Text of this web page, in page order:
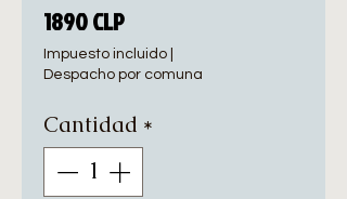
1890 CLPPrecio
Impuesto incluido
Despacho por comuna
Cantidad *